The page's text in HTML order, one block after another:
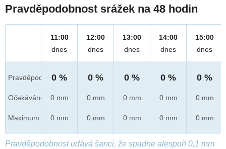
Pravděpodobnost srážek na 48 hodin
Pravděpod.
Očekáváno
Maximum
11:00
dnes
0 %
0 mm
0 mm
12:00
dnes
0 %
0 mm
0 mm
13:00
dnes
0 %
0 mm
0 mm
14:00
dnes
0 %
0 mm
0 mm
15:00
dnes
0 %
0 mm
0 mm
Pravděpodobnost udává šanci, že spadne alespoň 0,1 mm